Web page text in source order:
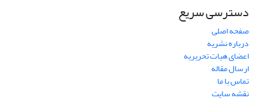
دسترسی سریع
صفحه اصلی
درباره نشریه
اعضای هیات تحریریه
ارسال مقاله
تماس با ما
نقشه سایت